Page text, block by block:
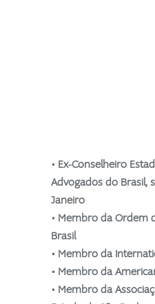
• Ex-Conselheiro
Advogados do Brasil,
Janeiro
• Membro da Ordem
Brasil
• Membro da
• Membro da
• Membro da